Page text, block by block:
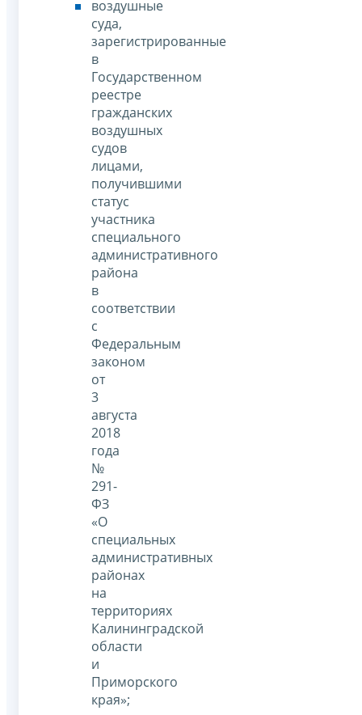
воздушные
суда,
зарегистрированные
в
Государственном
реестре
гражданских
воздушных
судов
лицами,
получившими
статус
участника
специального
административного
района
в
соответствии
с
Федеральным
законом
от
3
августа
2018
года
№
291-
ФЗ
«О
специальных
административных
районах
на
территориях
Калининградской
области
и
Приморского
края»;